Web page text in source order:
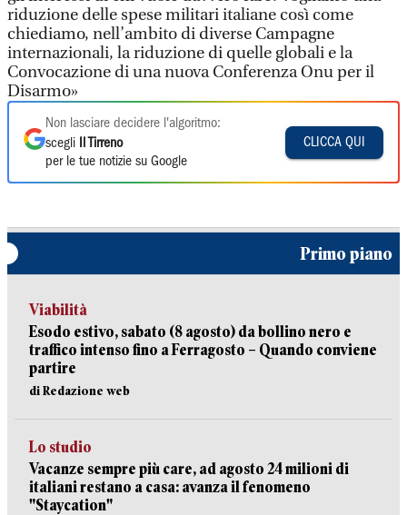
riduzione delle spese militari italiane così come
chiediamo, nell’ambito di diverse Campagne
internazionali, la riduzione di quelle globali e la
Convocazione di una nuova Conferenza Onu per il
Disarmo»
Non lasciare decidere l'algoritmo:
scegli
Il Tirreno
per le tue notizie su Google
CLICCA QUI
Primo piano
Viabilità
Esodo estivo, sabato (8 agosto) da bollino nero e
traffico intenso fino a Ferragosto – Quando conviene
partire
di Redazione web
Lo studio
Vacanze sempre più care, ad agosto 24 milioni di
italiani restano a casa: avanza il fenomeno
"Staycation"